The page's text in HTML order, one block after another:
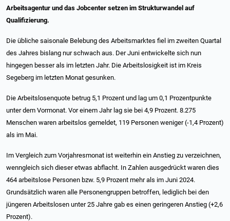
Arbeitsagentur und das Jobcenter setzen im Strukturwandel auf
Qualifizierung.
Die übliche saisonale Belebung des Arbeitsmarktes fiel im zweiten Quartal
des Jahres bislang nur schwach aus. Der Juni entwickelte sich nun
hingegen besser als im letzten Jahr. Die Arbeitslosigkeit ist im Kreis
Segeberg im letzten Monat gesunken.
Die Arbeitslosenquote betrug 5,1 Prozent und lag um 0,1 Prozentpunkte
unter dem Vormonat. Vor einem Jahr lag sie bei 4,9 Prozent. 8.275
Menschen waren arbeitslos gemeldet, 119 Personen weniger (-1,4 Prozent)
als im Mai.
Im Vergleich zum Vorjahresmonat ist weiterhin ein Anstieg zu verzeichnen,
wenngleich sich dieser etwas abflacht. In Zahlen ausgedrückt waren dies
464 arbeitslose Personen bzw. 5,9 Prozent mehr als im Juni 2024.
Grundsätzlich waren alle Personengruppen betroffen, lediglich bei den
jüngeren Arbeitslosen unter 25 Jahre gab es einen geringeren Anstieg (+2,6
Prozent).